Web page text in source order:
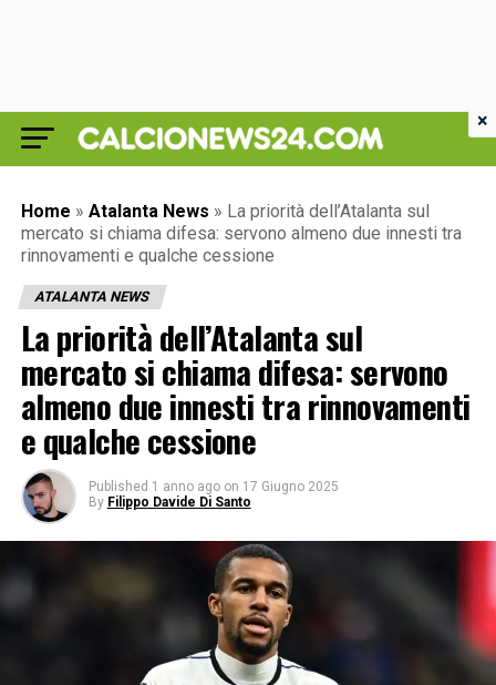
Home » Atalanta News » La priorità dell’Atalanta sul
mercato si chiama difesa: servono almeno due innesti tra
rinnovamenti e qualche cessione
ATALANTA NEWS
La priorità dell’Atalanta sul
mercato si chiama difesa: servono
almeno due innesti tra rinnovamenti
e qualche cessione
Published 1 anno ago on 17 Giugno 2025
By Filippo Davide Di Santo
×